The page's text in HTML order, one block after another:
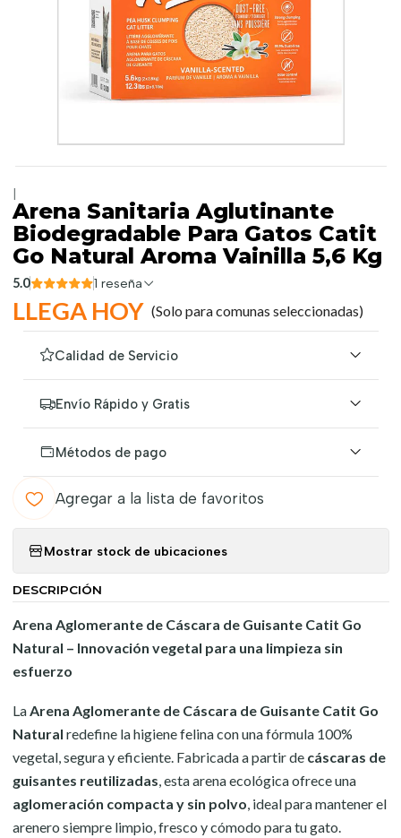
Arena Sanitaria Aglutinante
Biodegradable Para Gatos Catit
Go Natural Aroma Vainilla 5,6 Kg
5.0 1 reseña
LLEGA HOY (Solo para comunas seleccionadas)
Calidad de Servicio
Envío Rápido y Gratis
Métodos de pago
Agregar a la lista de favoritos
Mostrar stock de ubicaciones
DESCRIPCIÓN
Arena Aglomerante de Cáscara de Guisante Catit Go
Natural – Innovación vegetal para una limpieza sin
esfuerzo
LaArena Aglomerante de Cáscara de Guisante Catit Go
Natural redefine la higiene felina con una fórmula 100%
vegetal, segura y eficiente. Fabricada a partir de cáscaras de
guisantes reutilizadas, esta arena ecológica ofrece una
aglomeración compacta y sin polvo, ideal para mantener el
arenero siempre limpio, fresco y cómodo para tu gato.